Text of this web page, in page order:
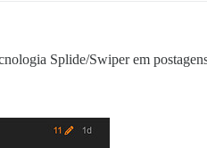
Splide/Swiper em